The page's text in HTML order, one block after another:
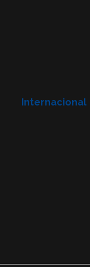
Internacional